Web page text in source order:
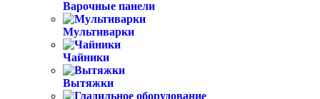
Варочные панели
Мультиварки
Чайники
Вытяжки